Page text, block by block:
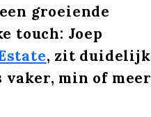
groeiende
touch: Joep
, zit duidelijk
min of meer